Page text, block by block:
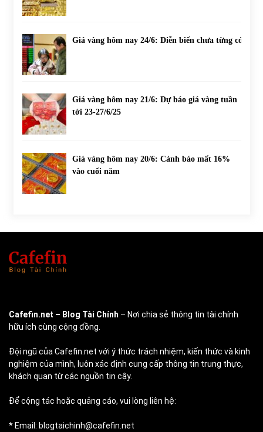
Giá vàng hôm nay 24/6: Diễn biến chưa từng có
Giá vàng hôm nay 21/6: Dự báo giá vàng tuần
tới 23-27/6/25
Giá vàng hôm nay 20/6: Cảnh báo mất 16%
vào cuối năm
Cafefin.net – Blog Tài Chính – Nơi chia sẻ thông tin tài chính
hữu ích cùng cộng đồng.
Đội ngũ của Cafefin.net với ý thức trách nhiệm, kiến thức và kinh
nghiệm của mình, luôn xác định cung cấp thông tin trung thực,
khách quan từ các nguồn tin cậy.
Để cộng tác hoặc quảng cáo, vui lòng liên hệ:
* Email: blogtaichinh@cafefin.net